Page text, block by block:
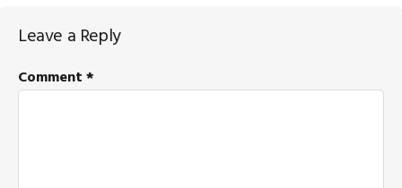
Reader
Interactions
Leave a Reply
Comment*